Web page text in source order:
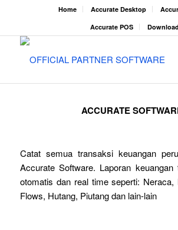
Home Accurate Desktop
Accurate POS
Download
ACCURATE
Catat semua transaksi keuangan
Accurate Software. Laporan keuangan
otomatis dan real time seperti:
Flows, Hutang, Piutang dan lain-lain